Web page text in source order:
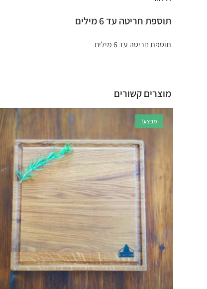
תוספת חריטה עד 6 מילים
תוספת חריטה עד 6 מילים
מוצרים קשורים
מבצע!